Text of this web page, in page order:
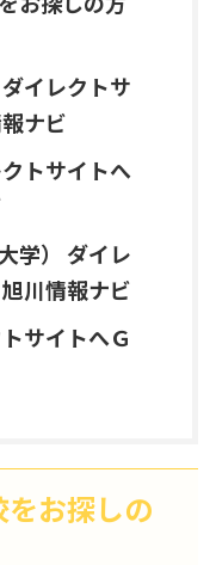
イレクトサ
ナビ
トサイトへ
学） ダイレ
川情報ナビ
サイトへＧ
お探しの